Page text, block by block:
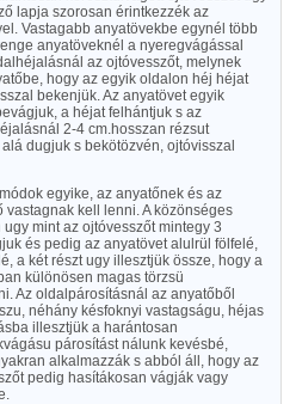
lapja szorosan érintkezzék az
Vastagabb anyatövekbe egynél több
anyatöveknél a nyeregvágással
az ojtóvesszőt, melynek
hogy az egyik oldalon héj héjat
bekenjük. Az anyatövet egyik
a héjat felhántjuk s az
2-4 cm.hosszan rézsut
dugjuk s bekötözvén, ojtóvisszal
egyike, az anyatőnek és az
kell lenni. A közönséges
mint az ojtóvesszőt mintegy 3
és pedig az anyatövet alulrül fölfelé,
a két részt ugy illesztjük össze, hogy a
különösen magas törzsü
Az oldalpárosításnál az anyatőből
néhány késfoknyi vastagságu, héjas
illesztjük a harántosan
párosítást nálunk kevésbé,
alkalmazzák s abból áll, hogy az
pedig hasítákosan vágják vagy